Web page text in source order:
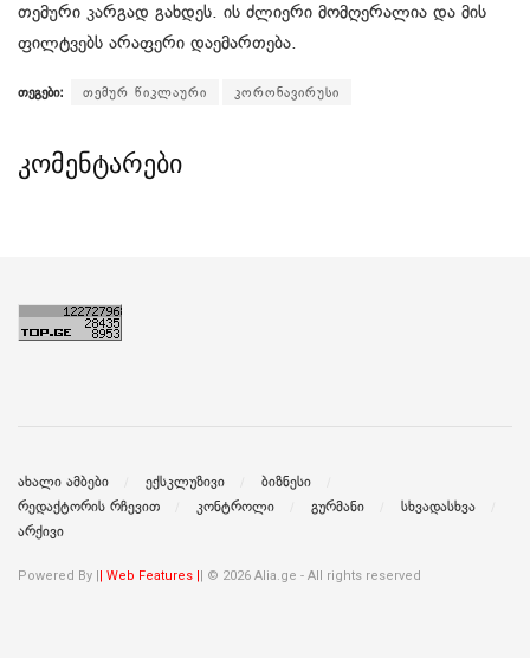
თე­მუ­რი კარ­გად გახ­დეს. ის ძლი­ე­რი მომ­ღე­რა­ლია და მის
ფილ­ტვებს არა­ფე­რი და­ე­მარ­თე­ბა.
თეგები: თემურ წიკლაური კორონავირუსი
კომენტარები
ახალი ამბები ექსკლუზივი
ბიზნესი
რედაქტორის რჩევით
კონტროლი გურმანი
სხვადასხვა
არქივი
Powered By || Web Features || © 2026 Alia.ge - All rights reserved